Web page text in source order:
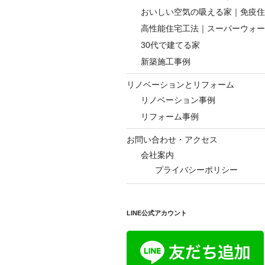
おいしい空気の吸える家｜免疫
高性能住宅工法｜スーパーウォ
30代で建てる家
新築施工事例
リノベーションとリフォーム
リノベーション事例
リフォーム事例
お問い合わせ・アクセス
会社案内
プライバシーポリシー
LINE公式アカウント